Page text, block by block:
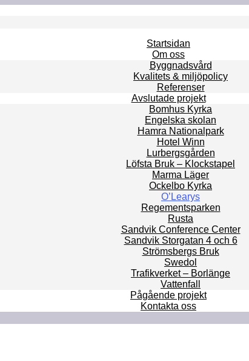
Startsidan
Om oss
Byggnadsvård
Kvalitets & miljöpolicy
Referenser
Avslutade projekt
Bomhus Kyrka
Engelska skolan
Hamra Nationalpark
Hotel Winn
Lurbergsgården
Löfsta Bruk – Klockstapel
Marma Läger
Ockelbo Kyrka
O’Learys
Regementsparken
Rusta
Sandvik Conference Center
Sandvik Storgatan 4 och 6
Strömsbergs Bruk
Swedol
Trafikverket – Borlänge
Vattenfall
Pågående projekt
Kontakta oss